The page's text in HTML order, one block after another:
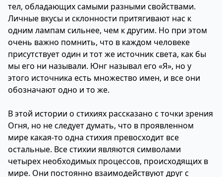
тел, обладающих самыми разными свойствами.
Личные вкусы и склонности притягивают нас к
одним лампам сильнее, чем к другим. Но при этом
очень важно помнить, что в каждом человеке
присутствует один и тот же источник света, как бы
мы его ни называли. Юнг называл его «Я», но у
этого источника есть множество имен, и все они
обозначают одно и то же.
В этой истории о стихиях рассказано с точки зрения
Огня, но не следует думать, что в проявленном
мире какая-то одна стихия превосходит все
остальные. Все стихии являются символами
четырех необходимых процессов, происходящих в
мире. Они постоянно взаимодействуют друг с